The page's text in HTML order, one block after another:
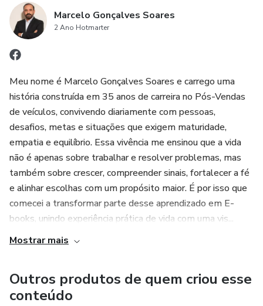
Marcelo Gonçalves Soares
2 Ano Hotmarter
Meu nome é Marcelo Gonçalves Soares e carrego uma
história construída em 35 anos de carreira no Pós-Vendas
de veículos, convivendo diariamente com pessoas,
desafios, metas e situações que exigem maturidade,
empatia e equilíbrio. Essa vivência me ensinou que a vida
não é apenas sobre trabalhar e resolver problemas, mas
também sobre crescer, compreender sinais, fortalecer a fé
e alinhar escolhas com um propósito maior. É por isso que
comecei a transformar parte desse aprendizado em E-
books, unindo experiência prática de vida com uma vis...
Mostrar mais
Outros produtos de quem criou esse
conteúdo